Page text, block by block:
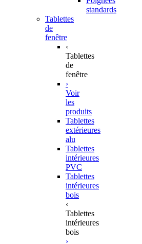
standards
Tablettes
de
fenêtre
‹
Tablettes
de
fenêtre
›
Voir
les
produits
Tablettes
extérieures
alu
Tablettes
intérieures
PVC
Tablettes
intérieures
bois
‹
Tablettes
intérieures
bois
›